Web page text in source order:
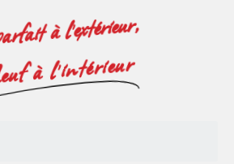
à l'extérieur,
à l'intérieur